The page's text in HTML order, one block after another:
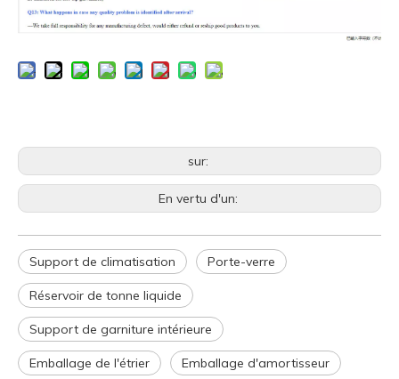
sur:
En vertu d'un:
Support de climatisation Porte-verre
Réservoir de tonne liquide
Support de garniture intérieure
Emballage de l'étrier Emballage d'amortisseur